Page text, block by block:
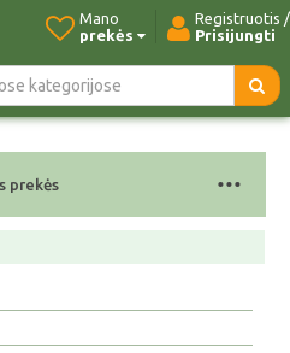
Registruotis /
Prisijungti
Mano
prekės
Naujos prekės Kontaktai
prekės ...